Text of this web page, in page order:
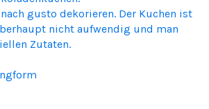
gusto dekorieren. Der Kuchen ist
nicht aufwendig und man
Zutaten.